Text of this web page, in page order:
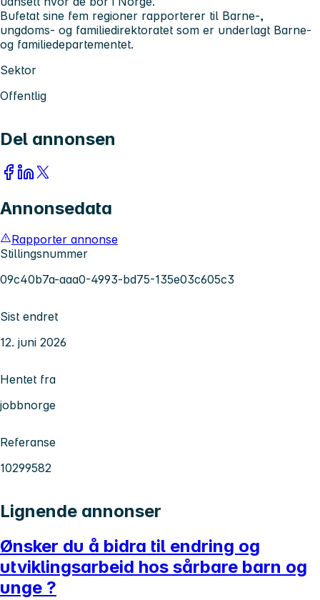
Bufetat sine fem regioner​ rapporterer til Barne-,
ungdoms- og familiedirektoratet som er underlagt Barne-
og familiedepartementet.
Sektor
Offentlig
Del annonsen
Annonsedata
Rapporter annonse
Stillingsnummer
09c40b7a-aaa0-4993-bd75-135e03c605c3
Sist endret
12. juni 2026
Hentet fra
jobbnorge
Referanse
10299582
Lignende annonser
Ønsker du å bidra til endring og
utviklingsarbeid hos sårbare barn og
unge ?